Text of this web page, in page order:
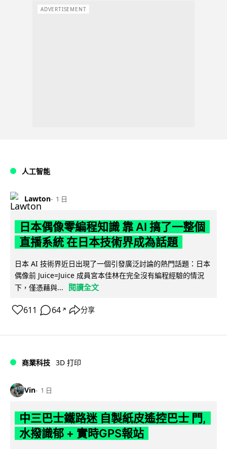
ADVERTISEMENT
人工智能
Lawton 1 日
日本偶像零編程知識 靠 AI 搞了一整個
直播系統 在日本技術界成為話題
日本 AI 技術界近日出現了一個引發廣泛討論的熱門話題：日本
偶像前 Juice=Juice 成員宮本佳林在完全沒有編程經驗的情況
下，僅憑藉與...
閱讀全文
611 64 ↗ 分享
商業科技 3D 打印
Vin 1 日
中三巴士鐵路迷 自製紙皮遙控巴士 門,
水撥識郁 + 實時GPS報站